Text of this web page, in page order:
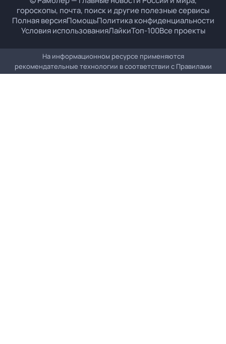
гороскопы, почта, поиск и другие полезные сервисы
Полная версияПомощьПолитика конфиденциальности
Условия использованияЛайкиТоп-100Все проекты
На информационном ресурсе применяются
рекомендательные технологии в соответствии с Правилами